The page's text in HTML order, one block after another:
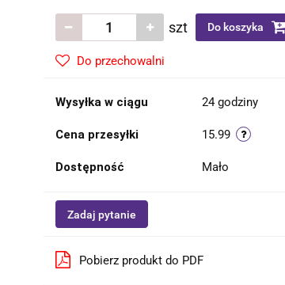
szt Do koszyka
Do przechowalni
Wysyłka w ciągu 24 godziny
Cena przesyłki 15.99
Dostępność Mało
Zadaj pytanie
Pobierz produkt do PDF